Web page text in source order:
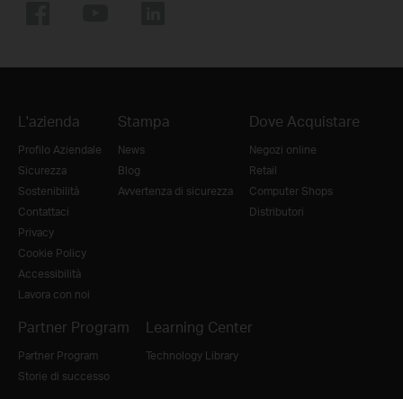
L'azienda
Profilo Aziendale
Sicurezza
Sostenibilità
Contattaci
Privacy
Cookie Policy
Accessibilità
Lavora con noi
Stampa
News
Blog
Avvertenza di sicurezza
Dove Acquistare
Negozi online
Retail
Computer Shops
Distributori
Partner Program
Partner Program
Storie di successo
Learning Center
Technology Library